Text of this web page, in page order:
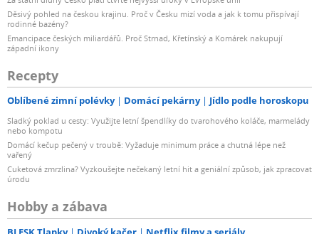
Děsivý pohled na českou krajinu. Proč v Česku mizí voda a jak k tomu přispívají
rodinné bazény?
Emancipace českých miliardářů. Proč Strnad, Křetínský a Komárek nakupují
západní ikony
Recepty
Oblíbené zimní polévky Domácí pekárny Jídlo podle horoskopu
Sladký poklad u cesty: Využijte letní špendlíky do tvarohového koláče, marmelády
nebo kompotu
Domácí kečup pečený v troubě: Vyžaduje minimum práce a chutná lépe než
vařený
Cuketová zmrzlina? Vyzkoušejte nečekaný letní hit a geniální způsob, jak zpracovat
úrodu
Hobby a zábava